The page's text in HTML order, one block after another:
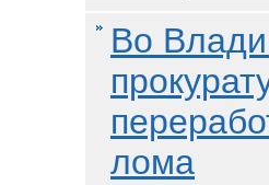
Во
лома